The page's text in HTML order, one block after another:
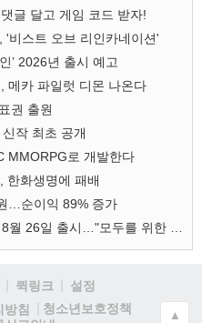
글 달고 게임 코드 받자!
'비스트 오브 리인카네이션'
’ 2026년 출시 예고
메카 파일럿 디몬 나온다
권 출원
작 최초 공개
MMORPG로 개발한다
한화생명에 패배
…순이익 89% 증가
퀵링크
설정
방침
청소년보호정책
▲